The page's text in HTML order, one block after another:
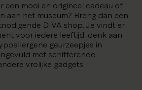
een mooi en origineel cadeau of
aan het museum? Breng dan een
DIVA shop. Je vindt er
voor iedere leeftijd: denk aan
geurzeepjes in
met schitterende
vrolijke gadgets.